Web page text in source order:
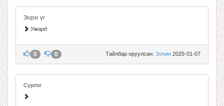
Эсрэг үг
Умард
Тайлбар оруулсан: Зочин 2025-01-07
0 0
Сүрлэг